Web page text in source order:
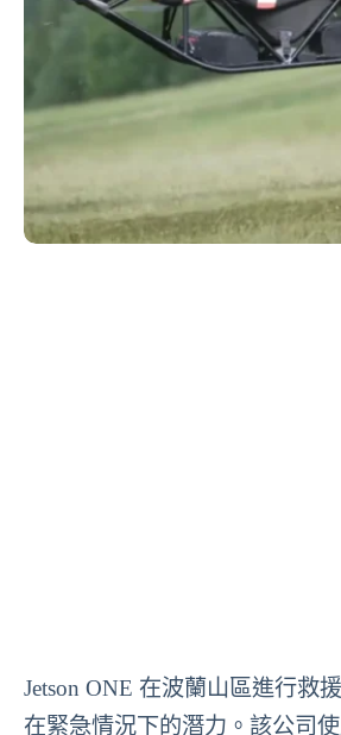
Jetson ONE 在波蘭山區進行救
在緊急情況下的潛力。該公司